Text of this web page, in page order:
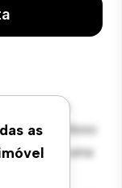
as
em
de vida estiloso
para uma
um